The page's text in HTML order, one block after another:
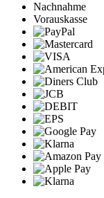
Nachnahme
Vorauskasse